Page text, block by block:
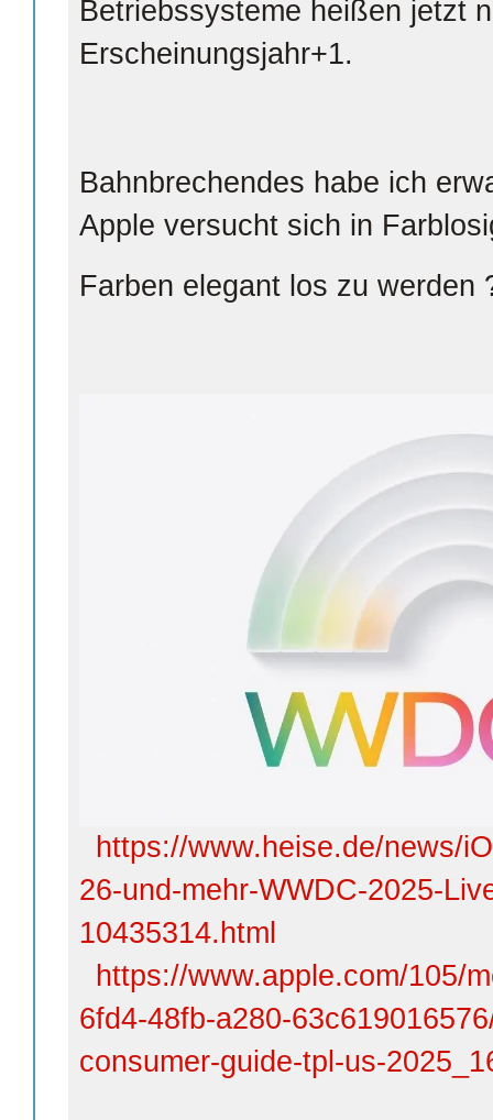
Betriebssysteme heißen jetzt
Erscheinungsjahr+1.
Bahnbrechendes habe ich
Apple versucht sich in
Farben elegant los zu werden
https://www.heise.de/news/
26-und-mehr-WWDC-2025-
10435314.html
https://www.apple.com/105/
6fd4-48fb-a280-
consumer-guide-tpl-us-